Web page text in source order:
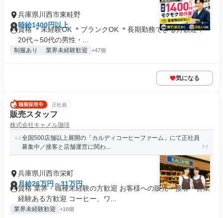
兵庫県川西市東畦野
時給1400円以上
資格 ＊未経験OK ＊ブランクOK ＊長期勤務できる方歓迎！ ＊
20代～50代の男性・...
制服あり 業界未経験歓迎 +47個
気になる
正社員
販売スタッフ
株式会社キャメル珈琲
全国500店舗以上展開の「カルディコーヒーファーム」にて正社員
募集中／接客と店舗運営に関わ...
兵庫県川西市栄町
月給26万円～31万円
資格 業界・職種未経験の方歓迎 お客様への販売・接客・営業
経験ある方歓迎 コーヒー、ワ...
業界未経験歓迎 +16個